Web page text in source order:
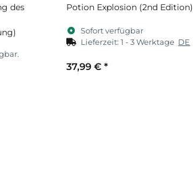
des
Potion Explosion (2nd Edition)
Sofort verfügbar
Lieferzeit:1 - 3 Werktage DE
37,99 € *